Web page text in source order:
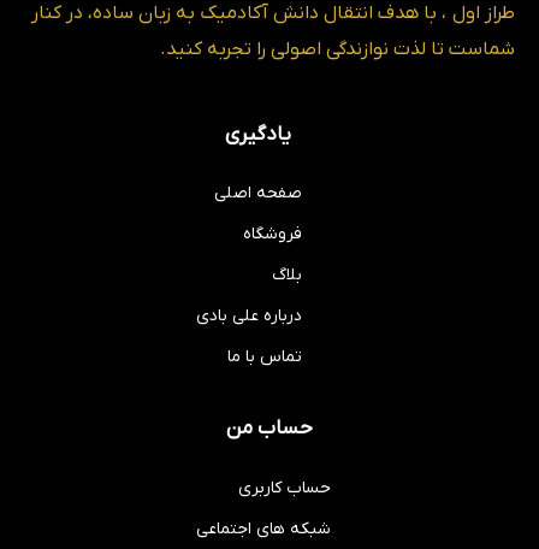
طراز اول ، با هدف انتقال دانش آکادمیک به زبان ساده، در کنار
شماست تا لذت نوازندگی اصولی را تجربه کنید.
یادگیری
صفحه اصلی
فروشگاه
بلاگ
درباره علی بادی
تماس با ما
حساب من
حساب کاربری
شبکه های اجتماعی